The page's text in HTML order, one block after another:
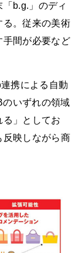
b.g.」のディ
る。従来の美術
手間が必要など
携による自動
いずれの領域
」としてお
反映しながら商